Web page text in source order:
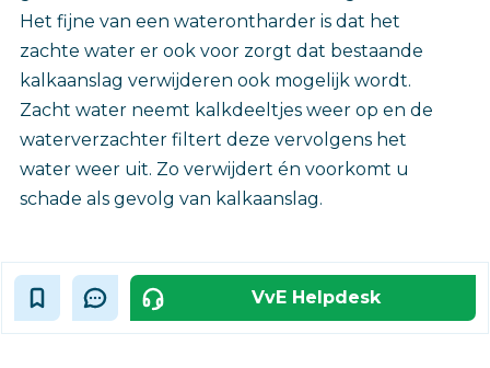
Het fijne van een waterontharder is dat het
zachte water er ook voor zorgt dat bestaande
kalkaanslag verwijderen ook mogelijk wordt.
Zacht water neemt kalkdeeltjes weer op en de
waterverzachter filtert deze vervolgens het
water weer uit. Zo verwijdert én voorkomt u
schade als gevolg van kalkaanslag.
VvE Helpdesk